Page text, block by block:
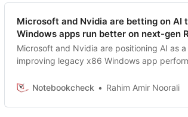
Microsoft and Nvidia are betting on AI
Windows apps run better on next-gen
Microsoft and Nvidia are positioning AI as
improving legacy x86 Windows app
hardware. While agentic AI and emulation
and security-heavy systems will still
Notebookcheck Rahim Amir Noorali